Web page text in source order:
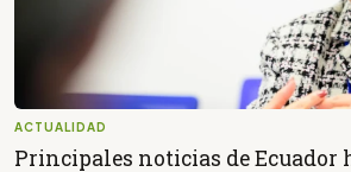
ACTUALIDAD
Principales noticias de Ecuador